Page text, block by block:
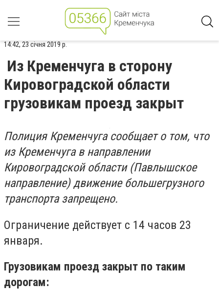
14:42, 23 січня 2019 р.
Из Кременчуга в сторону
Кировоградской области
грузовикам проезд закрыт
Полиция Кременчуга сообщает о том, что
из Кременчуга в направлении
Кировоградской области (Павлышское
направление) движение большегрузного
транспорта запрещено.
Ограничение действует с 14 часов 23
января.
Грузовикам проезд закрыт по таким
дорогам: